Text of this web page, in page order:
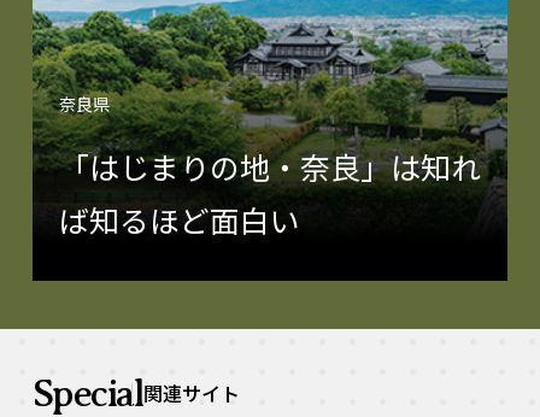
奈良県
「はじまりの地・奈良」は知れ
ば知るほど面白い
Special関連サイト